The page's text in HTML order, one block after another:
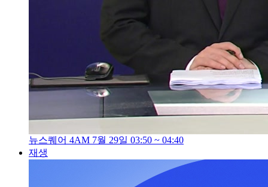
뉴스퀘어 4AM 7월 29일 03:50 ~ 04:40
재생